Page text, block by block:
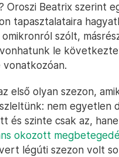
Oroszi Beatrix szerint
tapasztalataira
szólt,
le
vonatkozóan.
első olyan szezon,
nem egyetlen
és szinte csak az,
okozott
légúti szezon volt